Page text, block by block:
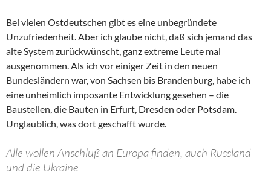
Bei vielen Ostdeutschen gibt es eine unbegründete
Unzufriedenheit. Aber ich glaube nicht, daß sich jemand das
alte System zurückwünscht, ganz extreme Leute mal
ausgenommen. Als ich vor einiger Zeit in den neuen
Bundesländern war, von Sachsen bis Brandenburg, habe ich
eine unheimlich imposante Entwicklung gesehen – die
Baustellen, die Bauten in Erfurt, Dresden oder Potsdam.
Unglaublich, was dort geschafft wurde.
Alle wollen Anschluß an Europa finden, auch Russland
und die Ukraine